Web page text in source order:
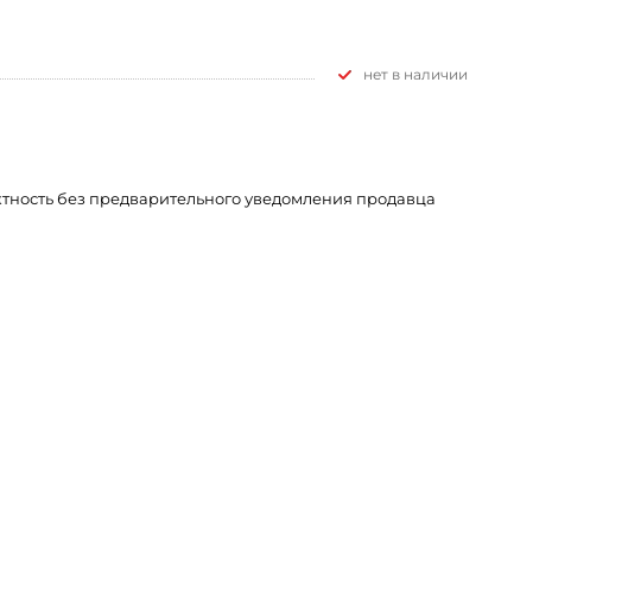
Нет в наличии
без предварительного уведомления продавца